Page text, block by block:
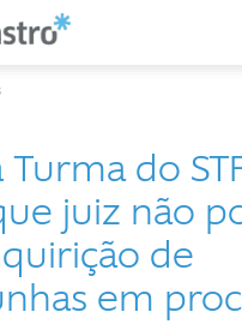
do
juiz não
de
em